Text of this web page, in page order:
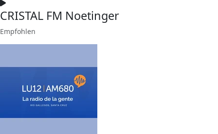
CRISTAL FM Noetinger
Empfohlen